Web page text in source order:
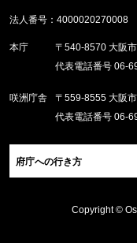
法人番号：4000020270008
本庁
〒540-8570 大阪
代表電話番号 06-
咲洲庁舎
〒559-8555 大阪
代表電話番号 06-
府庁への行き方
Copyright ©